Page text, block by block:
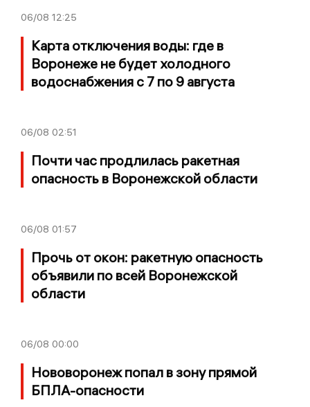
06/08 12:25
Карта отключения воды: где в
Воронеже не будет холодного
водоснабжения с 7 по 9 августа
06/08 02:51
Почти час продлилась ракетная
опасность в Воронежской области
06/08 01:57
Прочь от окон: ракетную опасность
объявили по всей Воронежской
области
06/08 00:00
Нововоронеж попал в зону прямой
БПЛА-опасности